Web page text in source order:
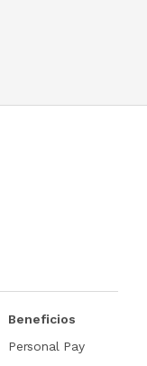
Beneficios
Personal Pay